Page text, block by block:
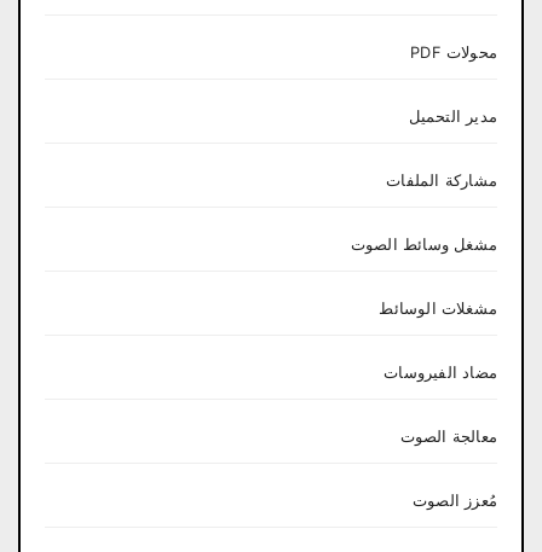
محولات PDF
مدير التحميل
مشاركة الملفات
مشغل وسائط الصوت
مشغلات الوسائط
مضاد الفيروسات
معالجة الصوت
مُعزز الصوت